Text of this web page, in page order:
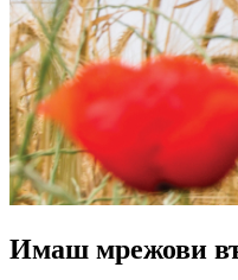
Имаш мрежови